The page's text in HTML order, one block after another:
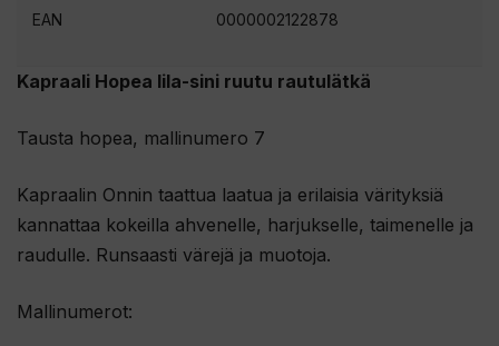
Kapraali Hopea lila-sini ruutu rautulätkä
Tausta hopea, mallinumero 7
Kapraalin Onnin taattua laatua ja erilaisia värityksiä
kannattaa kokeilla ahvenelle, harjukselle, taimenelle ja
raudulle. Runsaasti värejä ja muotoja.
Mallinumerot:
EAN
0000002122878